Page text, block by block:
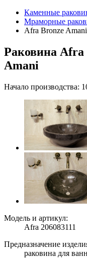
Каменные
Мраморные
Afra Bronze Amani
Раковина Afra
Amani
Начало производства:
Модель и артикул:
Afra 206083111
Предназначение
раковина для